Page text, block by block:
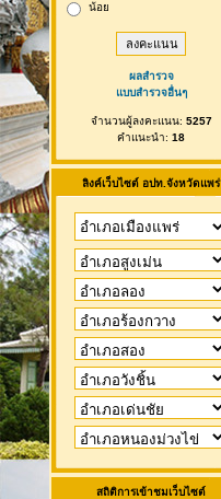
น้อย
ผลสำรวจ
แบบสำรวจอื่นๆ
จำนวนผู้ลงคะแนน: 5257
คำแนะนำ: 18
ลิงค์เว็บไซต์ อปท.จังหวัดแพร่
สถิติการเข้าชมเว็บไซต์